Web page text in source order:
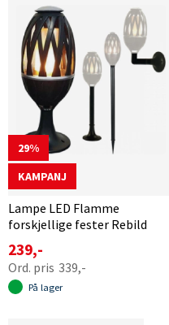
29
KAMPANJ
Lampe LED Flamme
forskjellige fester Rebild
239,-
339,-
På lager